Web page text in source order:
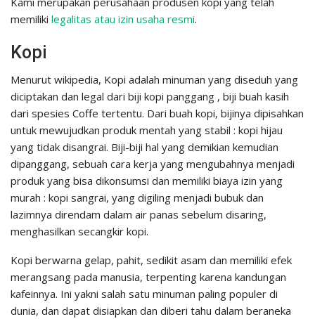
memiliki legalitas atau izin usaha resmi.
Kopi
Menurut wikipedia, Kopi adalah minuman yang diseduh yang
diciptakan dan legal dari biji kopi panggang , biji buah kasih
dari spesies Coffe tertentu. Dari buah kopi, bijinya dipisahkan
untuk mewujudkan produk mentah yang stabil : kopi hijau
yang tidak disangrai. Biji-biji hal yang demikian kemudian
dipanggang, sebuah cara kerja yang mengubahnya menjadi
produk yang bisa dikonsumsi dan memiliki biaya izin yang
murah : kopi sangrai, yang digiling menjadi bubuk dan
lazimnya direndam dalam air panas sebelum disaring,
menghasilkan secangkir kopi.
Kopi berwarna gelap, pahit, sedikit asam dan memiliki efek
merangsang pada manusia, terpenting karena kandungan
kafeinnya. Ini yakni salah satu minuman paling populer di
dunia, dan dapat disiapkan dan diberi tahu dalam beraneka